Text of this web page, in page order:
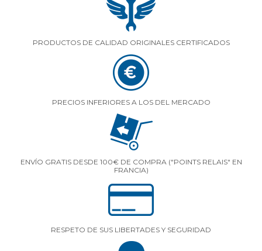
PRODUCTOS DE CALIDAD ORIGINALES CERTIFICADOS
PRECIOS INFERIORES A LOS DEL MERCADO
ENVÍO GRATIS DESDE 100€ DE COMPRA ("POINTS RELAIS" EN
FRANCIA)
RESPETO DE SUS LIBERTADES Y SEGURIDAD